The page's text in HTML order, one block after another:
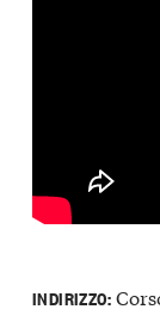
INDIRIZZO: